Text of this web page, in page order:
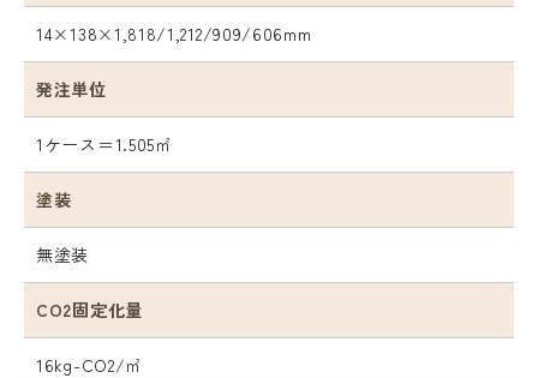
14×138×1,818/1,212/909/606mm
発注単位
1ケース＝1.505㎡
塗装
無塗装
CO2固定化量
16kg-CO2/㎡